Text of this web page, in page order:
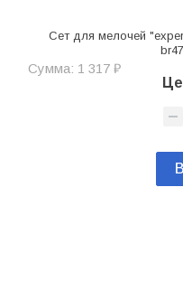
Сет для мелочей
Сумма: 1 317 ₽